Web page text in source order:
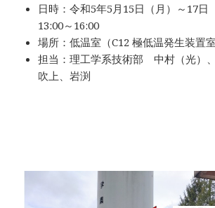
日時：令和5年5月15日（月）～17日
13:00～16:00
場所：低温室（C12 極低温発生装置室
担当：理工学系技術部 中村（光）、
吹上、岩渕